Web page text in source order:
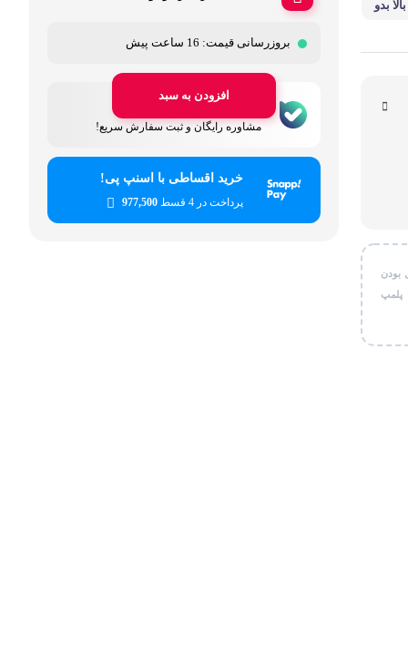
بدو
بودن
پلمپ
بروزرسانی قیمت: 16 ساعت پیش
افزودن به سبد
پشتیبانی دل‌استایل
مشاوره رایگان و ثبت سفارش سریع!
خرید اقساطی با اسنپ پی!
پرداخت در 4 قسط 977,500